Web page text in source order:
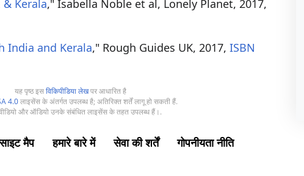
Kerala," Isabella Noble et al, Lonely Planet, 2017,
India and Kerala," Rough Guides UK, 2017,ISBN
यह पृष्ठ इसविकिपीडिया लेखपर आधारित है
4.0लाइसेंस के अंतर्गत उपलब्ध है; अतिरिक्त शर्तें लागू हो सकती हैं.
और ऑडियो उनके संबंधित लाइसेंस के तहत उपलब्ध हैं।.
मैप हमारे बारे में सेवा की शर्तें गोपनीयता नीति